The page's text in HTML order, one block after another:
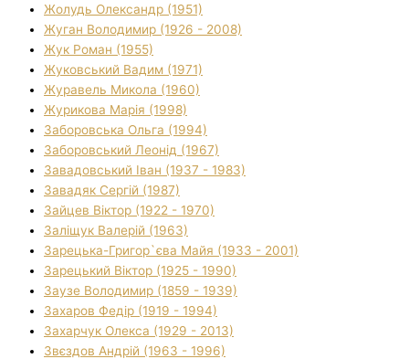
Жолудь Олександр (1951)
Жуган Володимир (1926 - 2008)
Жук Роман (1955)
Жуковський Вадим (1971)
Журавель Микола (1960)
Журикова Марія (1998)
Заборовська Ольга (1994)
Заборовський Леонід (1967)
Завадовський Іван (1937 - 1983)
Завадяк Сергій (1987)
Зайцев Віктор (1922 - 1970)
Заліщук Валерій (1963)
Зарецька-Григор`єва Майя (1933 - 2001)
Зарецький Віктор (1925 - 1990)
Заузе Володимир (1859 - 1939)
Захаров Федір (1919 - 1994)
Захарчук Олекса (1929 - 2013)
Звєздов Андрій (1963 - 1996)